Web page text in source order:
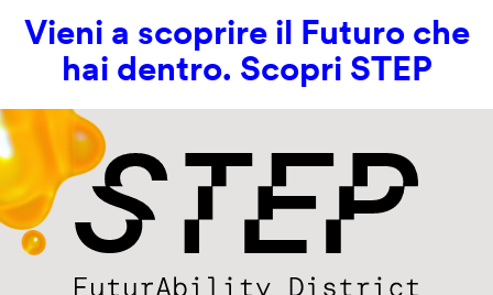
Vieni a scoprire il Futuro che
hai dentro. Scopri STEP